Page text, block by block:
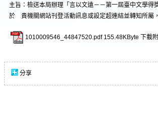
主旨：檢送本局辦理「言以文遠－－第一屆臺中文學
於 貴機關網站刊登活動訊息或設定超連結並轉知所屬
1010009546_44847520.pdf 155.48KByte 下載
分享